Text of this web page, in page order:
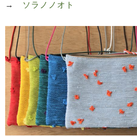
→
ソラノノオト